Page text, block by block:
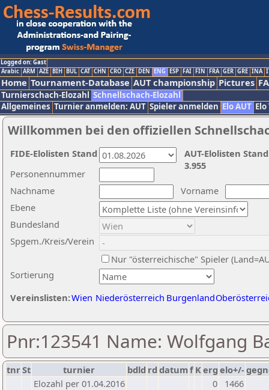
Logged on: Gast
Arabic ARM AZE BIH BUL CAT CHN CRO CZE DEN ENG ESP FAI FIN FRA GER GRE INA
Home Tournament-Database AUT championship Pictures
Turnierschach-Elozahl Schnellschach-Elozahl
Allgemeines Turnier anmelden: AUT Spieler anmelden Elo AUT
Willkommen bei den offiziellen
Nachname
Vorname
Ebene
Sortierung
Personennummer
Bundesland
Spgem./Kreis/Verein
Nur "österreichische" Spieler
Vereinslisten:Wien Niederösterreich Burgenland
AUT-Elolisten
3.955
FIDE-Elolisten Stand
Pnr:123541 Name: Wolfgang
tnrSt turnier bdld rd datumf Kerg elo+/-
Elozahl per 01.04.2016
0
1466